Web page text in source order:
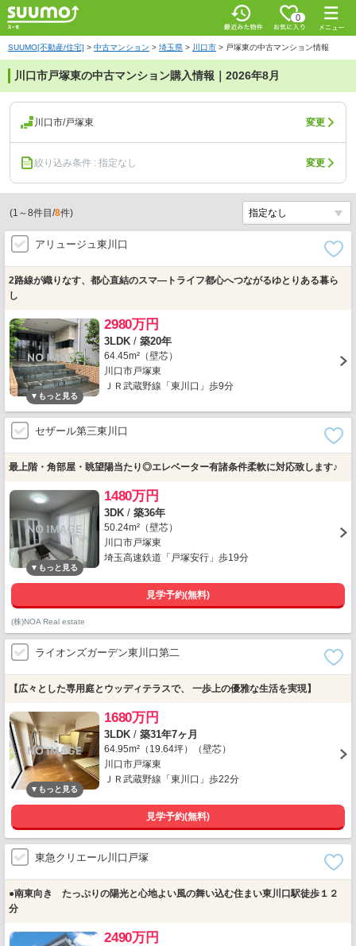
0
SUUMO[不動産/住宅] > 中古マンション > 埼玉県 > 川口市 > 戸塚東の中古マンション情報
川口市戸塚東の中古マンション購入情報｜2026年8月
川口市/戸塚東 変更
絞り込み条件 : 指定なし 変更
(1 ～8件目/8件)
アリュージュ東川口
2路線が織りなす、都心直結のスマ―トライフ都心へつながるゆとりある暮ら
し
2980万円
3LDK / 築20年
64.45m²（壁芯）
川口市戸塚東
ＪＲ武蔵野線「東川口」歩9分
セザール第三東川口
最上階・角部屋・眺望陽当たり◎エレベーター有諸条件柔軟に対応致します♪
1480万円
3DK / 築36年
50.24m²（壁芯）
川口市戸塚東
埼玉高速鉄道「戸塚安行」歩19分
見学予約(無料)
(株)NOA Real estate
ライオンズガーデン東川口第二
【広々とした専用庭とウッディテラスで、 一歩上の優雅な生活を実現】
1680万円
3LDK / 築31年7ヶ月
64.95m²（19.64坪）（壁芯）
川口市戸塚東
ＪＲ武蔵野線「東川口」歩22分
見学予約(無料)
東急クリエール川口戸塚
●南東向き たっぷりの陽光と心地よい風の舞い込む住まい東川口駅徒歩１２
分
2490万円